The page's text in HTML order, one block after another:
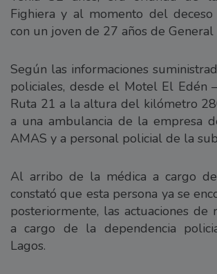
Fighiera y al momento del deceso
con un joven de 27 años de General
Según las informaciones
policiales, desde el Motel El Edén
Ruta 21 a la altura del kilómetro
a una ambulancia de la empresa
AMAS y a personal policial de la
Al arribo de la médica a cargo
constató que esta persona ya se
posteriormente, las actuaciones de
a cargo de la dependencia
Lagos.